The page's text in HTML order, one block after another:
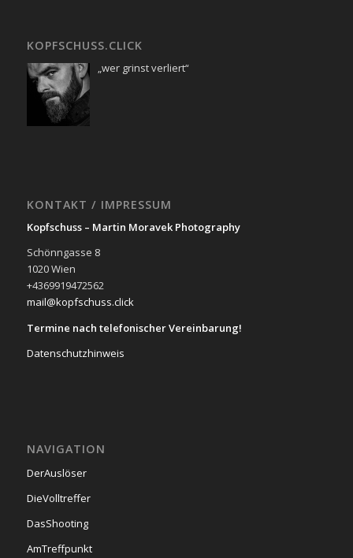
KOPFSCHUSS.CLICK
„wer grinst verliert“
KONTAKT / IMPRESSUM
Kopfschuss – Martin Moravek Photography
Schönngasse 8
1020 Wien
+4369919472562
mail@kopfschuss.click
Termine nach telefonischer Vereinbarung!
Datenschutzhinweis
NAVIGATION
DerAuslöser
DieVolltreffer
DasShooting
AmTreffpunkt